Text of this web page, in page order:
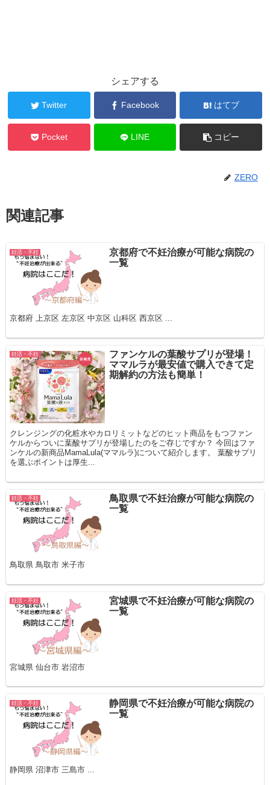
シェアする
Twitter Facebook はてブ
Pocket LINE コピー
ZERO
関連記事
妊活・不妊
京都府で不妊治療が可能な病院の
一覧
京都府 上京区 左京区 中京区 山科区 西京区 ...
妊活・不妊
ファンケルの葉酸サプリが登場！
ママルラが最安値で購入できて定
期解約の方法も簡単！
クレンジングの化粧水やカロリミットなどのヒット商品をもつファン
ケルからついに葉酸サプリが登場したのをご存じですか？ 今回はファ
ンケルの新商品MamaLula(ママルラ)について紹介します。 葉酸サプリ
を選ぶポイントは厚生...
妊活・不妊
鳥取県で不妊治療が可能な病院の
一覧
鳥取県 鳥取市 米子市
妊活・不妊
宮城県で不妊治療が可能な病院の
一覧
宮城県 仙台市 岩沼市
妊活・不妊
静岡県で不妊治療が可能な病院の
一覧
静岡県 沼津市 三島市 ...